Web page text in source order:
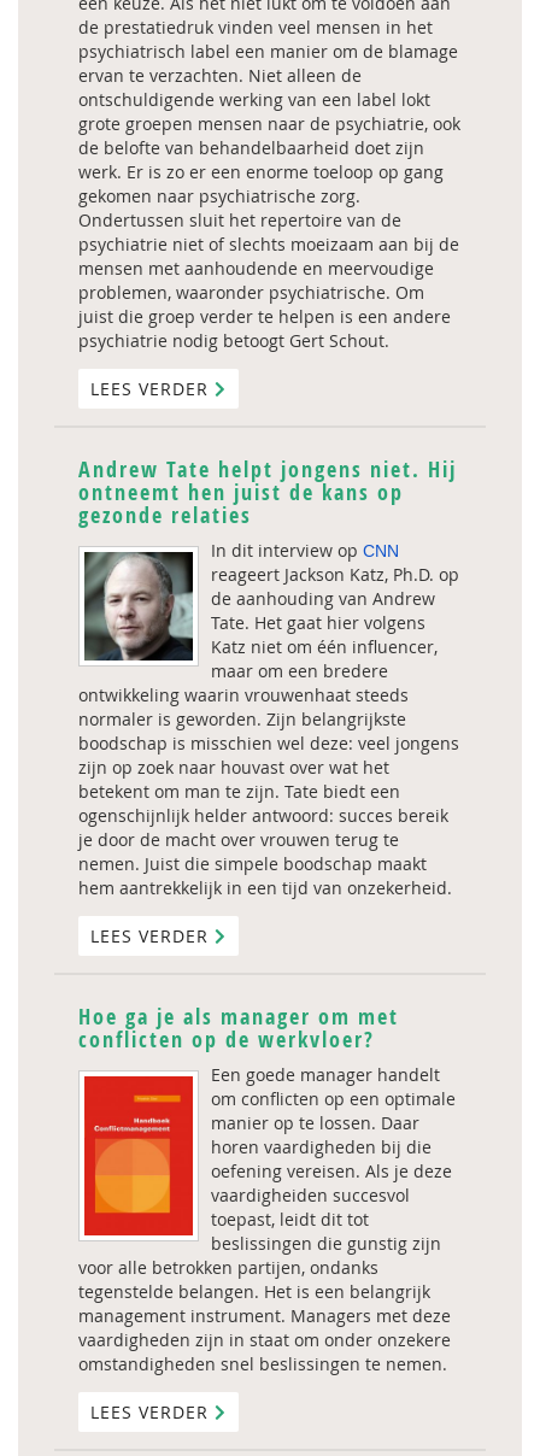
de prestatiedruk vinden veel mensen in het
psychiatrisch label een manier om de blamage
ervan te verzachten. Niet alleen de
ontschuldigende werking van een label lokt
grote groepen mensen naar de psychiatrie, ook
de belofte van behandelbaarheid doet zijn
werk. Er is zo er een enorme toeloop op gang
gekomen naar psychiatrische zorg.
Ondertussen sluit het repertoire van de
psychiatrie niet of slechts moeizaam aan bij de
mensen met aanhoudende en meervoudige
problemen, waaronder psychiatrische. Om
juist die groep verder te helpen is een andere
psychiatrie nodig betoogt Gert Schout.
LEES VERDER
Andrew Tate helpt jongens niet. Hij
ontneemt hen juist de kans op
gezonde relaties
In dit interview op CNN
reageert Jackson Katz, Ph.D. op
de aanhouding van Andrew
Tate. Het gaat hier volgens
Katz niet om één influencer,
maar om een bredere
ontwikkeling waarin vrouwenhaat steeds
normaler is geworden. Zijn belangrijkste
boodschap is misschien wel deze: veel jongens
zijn op zoek naar houvast over wat het
betekent om man te zijn. Tate biedt een
ogenschijnlijk helder antwoord: succes bereik
je door de macht over vrouwen terug te
nemen. Juist die simpele boodschap maakt
hem aantrekkelijk in een tijd van onzekerheid.
LEES VERDER
Hoe ga je als manager om met
conflicten op de werkvloer?
Een goede manager handelt
om conflicten op een optimale
manier op te lossen. Daar
horen vaardigheden bij die
oefening vereisen. Als je deze
vaardigheiden succesvol
toepast, leidt dit tot
beslissingen die gunstig zijn
voor alle betrokken partijen, ondanks
tegenstelde belangen. Het is een belangrijk
management instrument. Managers met deze
vaardigheden zijn in staat om onder onzekere
omstandigheden snel beslissingen te nemen.
LEES VERDER